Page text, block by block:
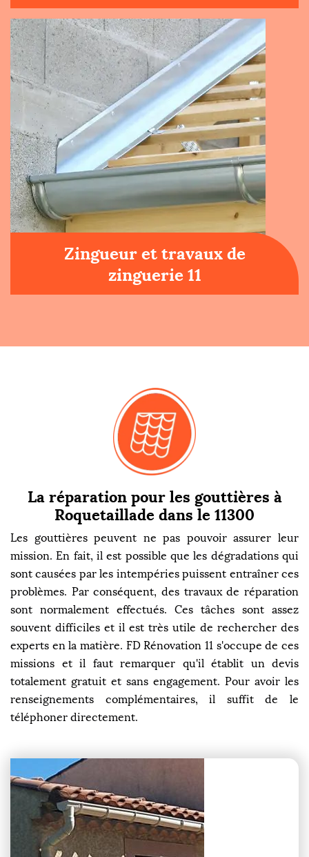
Zingueur et travaux de
zinguerie 11
La réparation pour les gouttières à
Roquetaillade dans le 11300
Les gouttières peuvent ne pas pouvoir assurer leur
mission. En fait, il est possible que les dégradations qui
sont causées par les intempéries puissent entraîner ces
problèmes. Par conséquent, des travaux de réparation
sont normalement effectués. Ces tâches sont assez
souvent difficiles et il est très utile de rechercher des
experts en la matière. FD Rénovation 11 s'occupe de ces
missions et il faut remarquer qu'il établit un devis
totalement gratuit et sans engagement. Pour avoir les
renseignements complémentaires, il suffit de le
téléphoner directement.